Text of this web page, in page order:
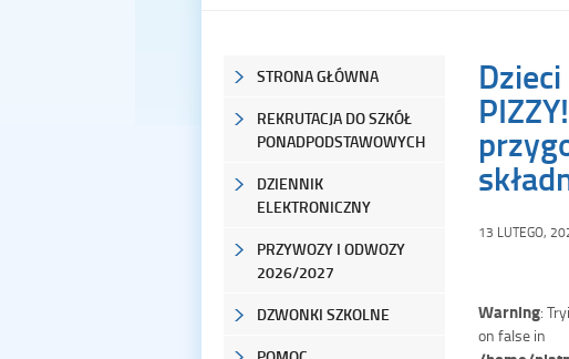
STRONA GŁÓWNA
REKRUTACJA DO SZKÓŁ
PONADPODSTAWOWYCH
DZIENNIK
ELEKTRONICZNY
PRZYWOZY I ODWOZY
2026/2027
DZWONKI SZKOLNE
PIZZY!
13 LUTEGO,
Warning:
on false in